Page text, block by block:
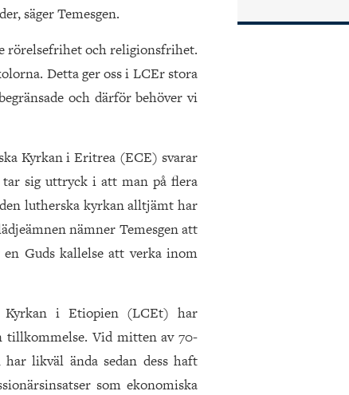
säger Temesgen.
rörelsefrihet och religionsfrihet.
Detta ger oss i LCEr stora
och därför behöver vi
Kyrkan i Eritrea (ECE) svarar
tar sig uttryck i att man på flera
lutherska kyrkan alltjämt har
nämner Temesgen att
Guds kallelse att verka inom
Kyrkan i Etiopien (LCEt) har
tillkommelse. Vid mitten av 70-
likväl ända sedan dess haft
som ekonomiska